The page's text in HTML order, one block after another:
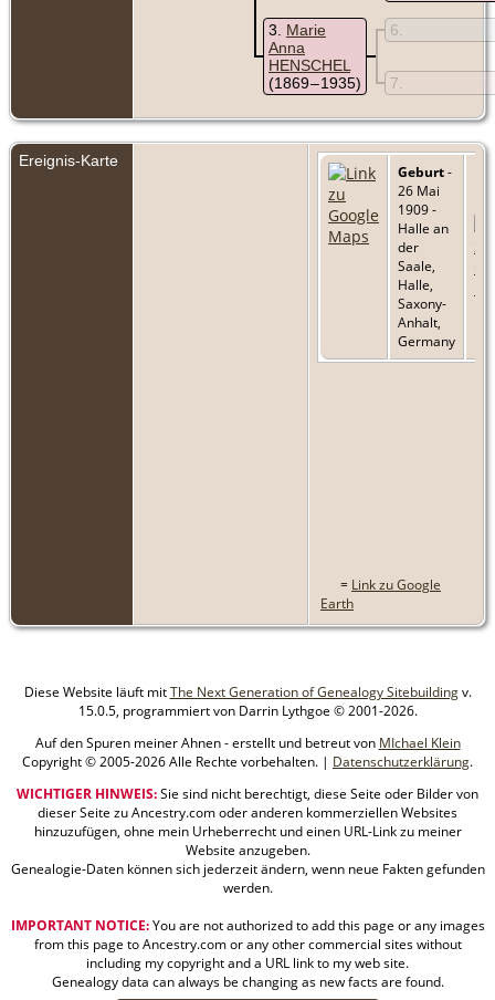
3
Marie
Anna
HENSCHEL
(1869 – 1935)
6
7
Ereignis-Karte
Geburt-
26 Mai
1909 -
Halle an
der
Saale,
Halle,
Saxony-
Anhalt,
Germany
= Link zu Google
Earth
Diese Website läuft mitThe Next Generation of Genealogy Sitebuildingv.
15.0.5, programmiert von Darrin Lythgoe © 2001-2026.
Auf den Spuren meiner Ahnen - erstellt und betreut von MIchael Klein
Copyright © 2005-2026 Alle Rechte vorbehalten. | Datenschutzerklärung.
WICHTIGER HINWEIS:Sie sind nicht berechtigt, diese Seite oder Bilder von
dieser Seite zu Ancestry.com oder anderen kommerziellen Websites
hinzuzufügen, ohne mein Urheberrecht und einen URL-Link zu meiner
Website anzugeben.
Genealogie-Daten können sich jederzeit ändern, wenn neue Fakten gefunden
werden.
IMPORTANT NOTICE:You are not authorized to add this page or any images
from this page to Ancestry.com or any other commercial sites without
including my copyright and a URL link to my web site.
Genealogy data can always be changing as new facts are found.